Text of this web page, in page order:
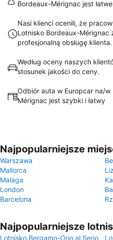
Bordeaux-Mérignac jest
Nasi klienci ocenili, że
Lotnisko Bordeaux-Mérignac
profesjonalną obsługę klienta.
Według oceny naszych
stosunek jakości do ceny.
Odbiór auta w Europcar na/
Mérignac jest szybki i łatwy
Najpopularniejsze
Warszawa
Mallorca
Malaga
London
Barcelona
Najpopularniejsze
Lotnisko Bergamo-Orio al Serio